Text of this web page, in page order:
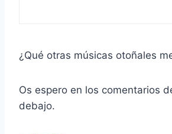
¿Qué otras músicas otoñales
Os espero en los comentarios
debajo.